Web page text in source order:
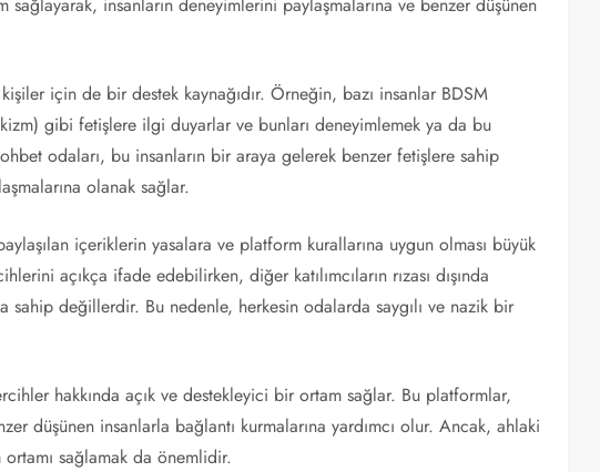
insanların deneyimlerini paylaşmalarına ve benzer düşünen
için de bir destek kaynağıdır. Örneğin, bazı insanlar BDSM
gibi fetişlere ilgi duyarlar ve bunları deneyimlemek ya da bu
odaları, bu insanların bir araya gelerek benzer fetişlere sahip
olanak sağlar.
içeriklerin yasalara ve platform kurallarına uygun olması büyük
açıkça ifade edebilirken, diğer katılımcıların rızası dışında
sahip değillerdir. Bu nedenle, herkesin odalarda saygılı ve nazik bir
hakkında açık ve destekleyici bir ortam sağlar. Bu platformlar,
düşünen insanlarla bağlantı kurmalarına yardımcı olur. Ancak, ahlaki
ortamı sağlamak da önemlidir.